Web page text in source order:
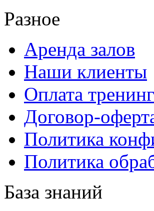
Разное
Аренда залов
Наши клиенты
Оплата
Договор-
Политика
Политика
База знаний